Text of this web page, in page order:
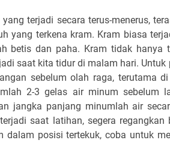
terjadi secara terus-menerus,
yang terkena kram. Kram biasa
betis dan paha. Kram tidak hanya
saat kita tidur di malam hari. Untuk
sebelum olah raga, terutama
2-3 gelas air minum sebelum
jangka panjang minumlah air
saat latihan, segera regangkan
dalam posisi tertekuk, coba untuk